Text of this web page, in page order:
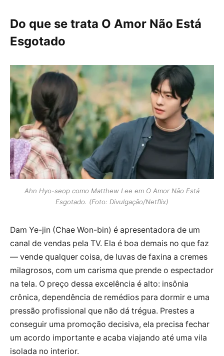
Do que se trata O Amor Não Está
Esgotado
Ahn Hyo-seop como Matthew Lee em O Amor Não Está
Esgotado. (Foto: Divulgação/Netflix)
Dam Ye-jin (Chae Won-bin) é apresentadora de um
canal de vendas pela TV. Ela é boa demais no que faz
— vende qualquer coisa, de luvas de faxina a cremes
milagrosos, com um carisma que prende o espectador
na tela. O preço dessa excelência é alto: insônia
crônica, dependência de remédios para dormir e uma
pressão profissional que não dá trégua. Prestes a
conseguir uma promoção decisiva, ela precisa fechar
um acordo importante e acaba viajando até uma vila
isolada no interior.